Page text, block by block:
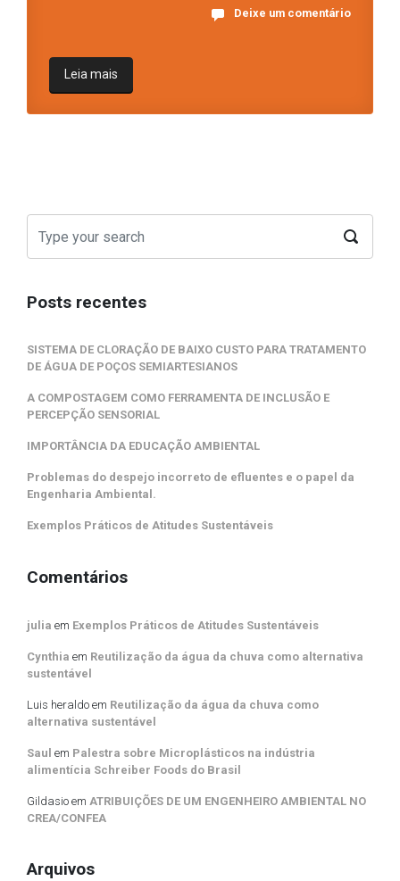
Deixe um comentário
Leia mais
Posts recentes
SISTEMA DE CLORAÇÃO DE BAIXO CUSTO PARA TRATAMENTO
DE ÁGUA DE POÇOS SEMIARTESIANOS
A COMPOSTAGEM COMO FERRAMENTA DE INCLUSÃO E
PERCEPÇÃO SENSORIAL
IMPORTÂNCIA DA EDUCAÇÃO AMBIENTAL
Problemas do despejo incorreto de efluentes e o papel da
Engenharia Ambiental.
Exemplos Práticos de Atitudes Sustentáveis
Comentários
julia em Exemplos Práticos de Atitudes Sustentáveis
Cynthia em Reutilização da água da chuva como alternativa
sustentável
Luis heraldo em Reutilização da água da chuva como
alternativa sustentável
Saul em Palestra sobre Microplásticos na indústria
alimentícia Schreiber Foods do Brasil
Gildasio em ATRIBUIÇÕES DE UM ENGENHEIRO AMBIENTAL NO
CREA/CONFEA
Arquivos